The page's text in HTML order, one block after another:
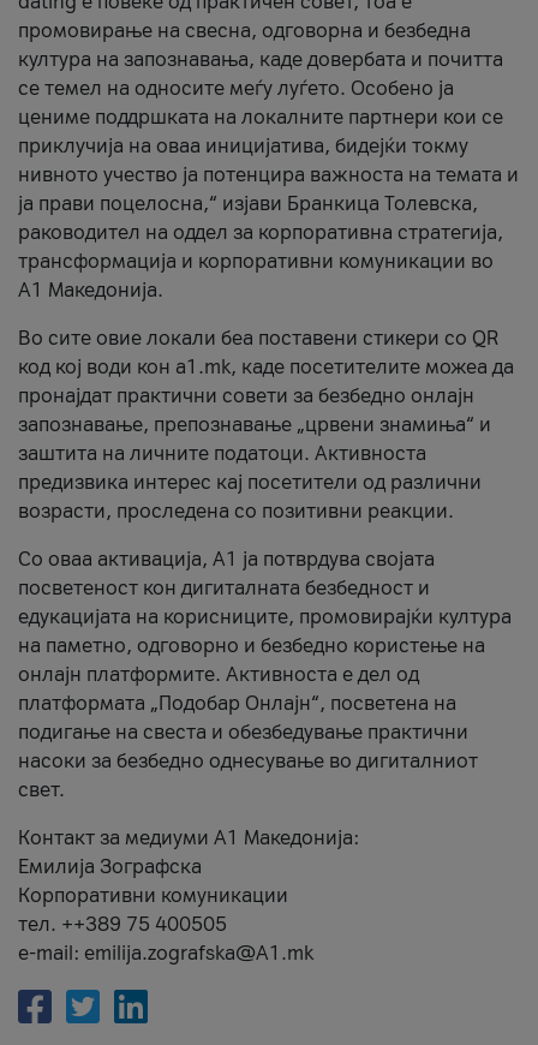
промовирање на свесна, одговорна и безбедна
култура на запознавања, каде довербата и почитта
се темел на односите меѓу луѓето. Особено ја
цениме поддршката на локалните партнери кои се
приклучија на оваа иницијатива, бидејќи токму
нивното учество ја потенцира важноста на темата и
ја прави поцелосна,“ изјави Бранкица Толевска,
раководител на оддел за корпоративна стратегија,
трансформација и корпоративни комуникации во
А1 Македонија.
Во сите овие локали беа поставени стикери со QR
код кој води кон a1.mk, каде посетителите можеа да
пронајдат практични совети за безбедно онлајн
запознавање, препознавање „црвени знамиња“ и
заштита на личните податоци. Активноста
предизвика интерес кај посетители од различни
возрасти, проследена со позитивни реакции.
Со оваа активација, А1 ја потврдува својата
посветеност кон дигиталната безбедност и
едукацијата на корисниците, промовирајќи култура
на паметно, одговорно и безбедно користење на
онлајн платформите. Активноста е дел од
платформата „Подобар Онлајн“, посветена на
подигање на свеста и обезбедување практични
насоки за безбедно однесување во дигиталниот
свет.
Контакт за медиуми А1 Македонија:
Емилија Зографска
Корпоративни комуникации
тел. ++389 75 400505
e-mail: emilija.zografska@A1.mk